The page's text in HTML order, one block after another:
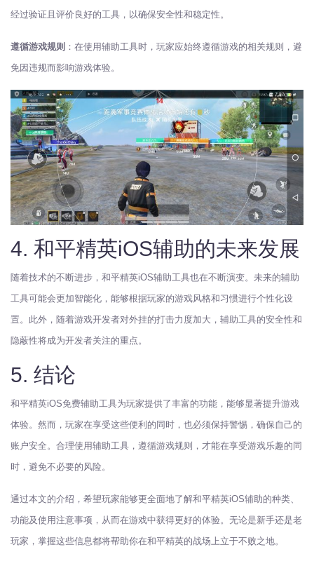
经过验证且评价良好的工具，以确保安全性和稳定性。
遵循游戏规则 ：在使用辅助工具时，玩家应始终遵循游戏的相关规则，避
免因违规而影响游戏体验。
4. 和平精英iOS辅助的未来发展
随着技术的不断进步，和平精英iOS辅助工具也在不断演变。未来的辅助
工具可能会更加智能化，能够根据玩家的游戏风格和习惯进行个性化设
置。此外，随着游戏开发者对外挂的打击力度加大，辅助工具的安全性和
隐蔽性将成为开发者关注的重点。
5. 结论
和平精英iOS免费辅助工具为玩家提供了丰富的功能，能够显著提升游戏
体验。然而，玩家在享受这些便利的同时，也必须保持警惕，确保自己的
账户安全。合理使用辅助工具，遵循游戏规则，才能在享受游戏乐趣的同
时，避免不必要的风险。
通过本文的介绍，希望玩家能够更全面地了解和平精英iOS辅助的种类、
功能及使用注意事项，从而在游戏中获得更好的体验。无论是新手还是老
玩家，掌握这些信息都将帮助你在和平精英的战场上立于不败之地。